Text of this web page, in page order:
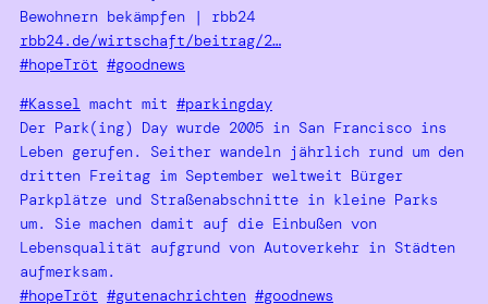
Bewohnern bekämpfen | rbb24
rbb24.de/wirtschaft/beitrag/2…
#hopeTröt #goodnews
#Kassel macht mit #parkingday
Der Park(ing) Day wurde 2005 in San Francisco ins
Leben gerufen. Seither wandeln jährlich rund um den
dritten Freitag im September weltweit Bürger
Parkplätze und Straßenabschnitte in kleine Parks
um. Sie machen damit auf die Einbußen von
Lebensqualität aufgrund von Autoverkehr in Städten
aufmerksam.
#hopeTröt #gutenachrichten #goodnews